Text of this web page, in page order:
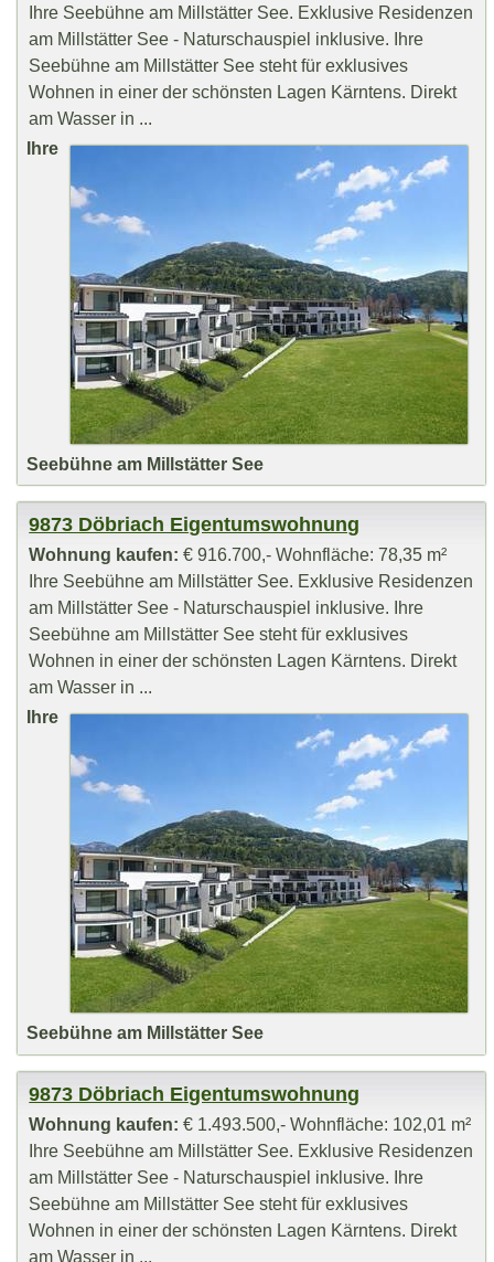
Ihre Seebühne am Millstätter See. Exklusive Residenzen
am Millstätter See - Naturschauspiel inklusive. Ihre
Seebühne am Millstätter See steht für exklusives
Wohnen in einer der schönsten Lagen Kärntens. Direkt
am Wasser in ...
Ihre
Seebühne am Millstätter See
9873 Döbriach Eigentumswohnung
Wohnung kaufen: € 916.700,- Wohnfläche: 78,35 m²
Ihre Seebühne am Millstätter See. Exklusive Residenzen
am Millstätter See - Naturschauspiel inklusive. Ihre
Seebühne am Millstätter See steht für exklusives
Wohnen in einer der schönsten Lagen Kärntens. Direkt
am Wasser in ...
Ihre
Seebühne am Millstätter See
9873 Döbriach Eigentumswohnung
Wohnung kaufen: € 1.493.500,- Wohnfläche: 102,01 m²
Ihre Seebühne am Millstätter See. Exklusive Residenzen
am Millstätter See - Naturschauspiel inklusive. Ihre
Seebühne am Millstätter See steht für exklusives
Wohnen in einer der schönsten Lagen Kärntens. Direkt
am Wasser in ...